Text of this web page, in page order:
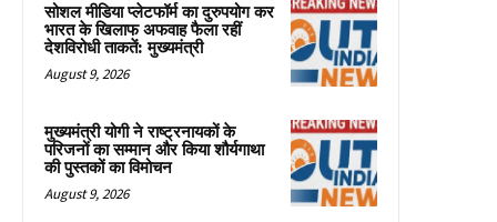
सोशल मीडिया प्लेटफॉर्म का दुरुपयोग कर
भारत के खिलाफ अफवाह फैला रहीं
देशविरोधी ताकतें: मुख्यमंत्री
August 9, 2026
मुख्यमंत्री योगी ने राष्ट्रनायकों के
परिजनों का सम्मान और किया शौर्यगाथा
की पुस्तकों का विमोचन
August 9, 2026